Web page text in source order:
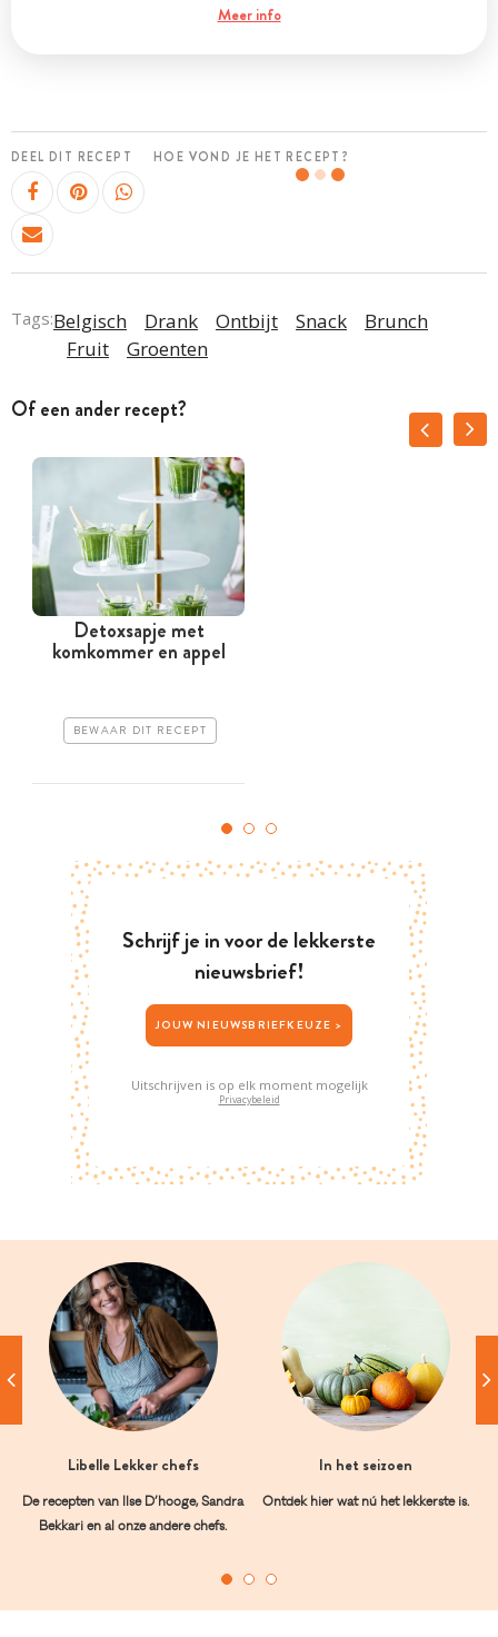
Meer info
DEEL DIT RECEPT HOE VOND JE HET RECEPT?
Tags:Belgisch Drank Ontbijt Snack
Brunch
Fruit
Groenten
Of een ander recept?
Detoxsapje met
komkommer en appel
BEWAAR DIT RECEPT
Schrijf je in voor de lekkerste
nieuwsbrief!
JOUW NIEUWSBRIEFKEUZE >
Uitschrijven is op elk moment mogelijk
Privacybeleid
Libelle Lekker chefs
De recepten van Ilse D’hooge, Sandra
Bekkari en al onze andere chefs.
In het seizoen
Ontdek hier wat nú het lekkerste is.